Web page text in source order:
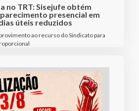
no TRT: Sisejufe obtém
presencial em
úteis reduzidos
ao recurso do Sindicato para